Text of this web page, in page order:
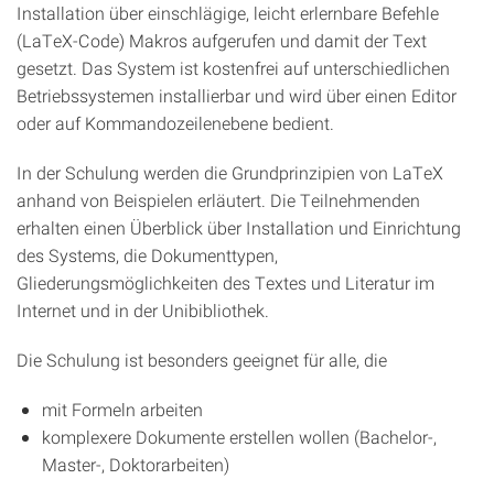
Installation über einschlägige, leicht erlernbare Befehle
(LaTeX-Code) Makros aufgerufen und damit der Text
gesetzt. Das System ist kostenfrei auf unterschiedlichen
Betriebssystemen installierbar und wird über einen Editor
oder auf Kommandozeilenebene bedient.
In der Schulung werden die Grundprinzipien von LaTeX
anhand von Beispielen erläutert. Die Teilnehmenden
erhalten einen Überblick über Installation und Einrichtung
des Systems, die Dokumenttypen,
Gliederungsmöglichkeiten des Textes und Literatur im
Internet und in der Unibibliothek.
Die Schulung ist besonders geeignet für alle, die
mit Formeln arbeiten
komplexere Dokumente erstellen wollen (Bachelor-,
Master-, Doktorarbeiten)